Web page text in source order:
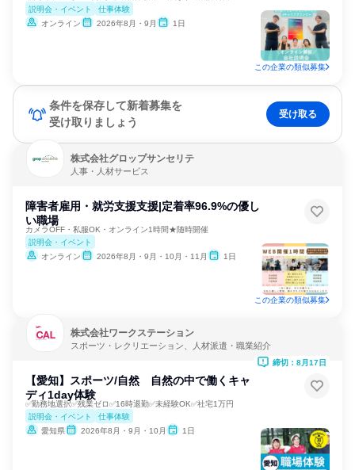
説明会・イベント
仕事体験
オンライン
2026年8月・9月 1日
この企業の類似募集
条件を保存して新着募集を
受け取りましょう
受け取る
株式会社グロップサンセリテ
人事・人材サービス
障害者雇用・就労支援支援|定着率96.9%の優し
い職場
カメラOFF・私服OK・オンライン1時間★随時開催
説明会・イベント
オンライン
2026年8月・9月・10月・11月 1日
この企業の類似募集
株式会社ワークステーション
スポーツ・レクリエーション、人材派遣・職業紹介
【愛知】スポーツ/自然 自然の中で働くキャ
ディ1day体験
✅勤務地選択✅残業ゼロ✅16時退勤✅未経験OK✅社宅1万円
説明会・イベント
仕事体験
愛知県
2026年8月・9月・10月 1日
締切：8月17日